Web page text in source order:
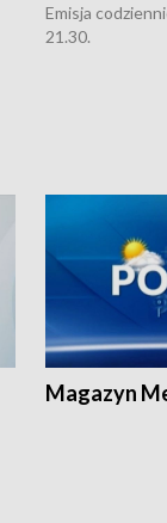
Emisja
21.30.
Magazyn